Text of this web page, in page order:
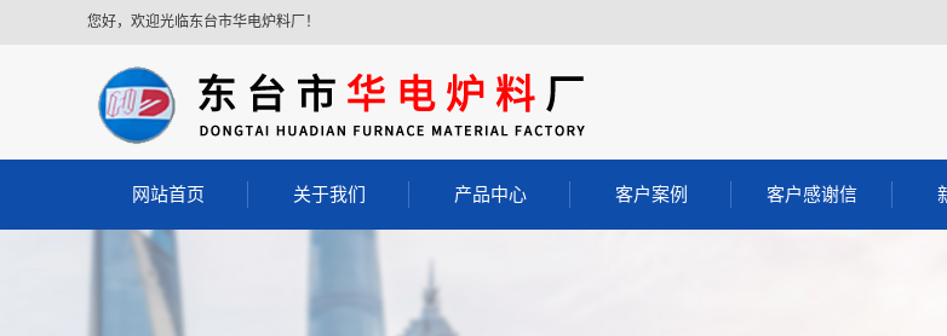
您好，欢迎光临东台市华电炉料厂！
网站首页 关于我们 产品中心 客户案例 客户感谢信